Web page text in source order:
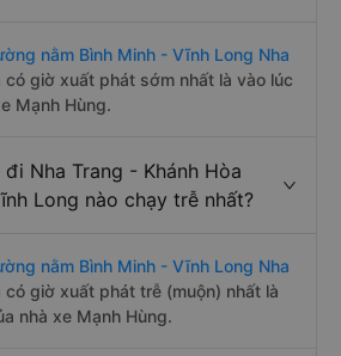
nằm Bình Minh - Vĩnh Long Nha
có giờ xuất phát sớm nhất là vào lúc
Mạnh Hùng.
đi Nha Trang - Khánh Hòa
Long nào chạy trễ nhất?
nằm Bình Minh - Vĩnh Long Nha
có giờ xuất phát trễ (muộn) nhất là
nhà xe Mạnh Hùng.